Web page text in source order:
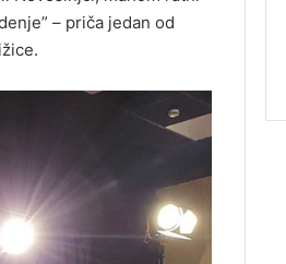
– priča jedan od